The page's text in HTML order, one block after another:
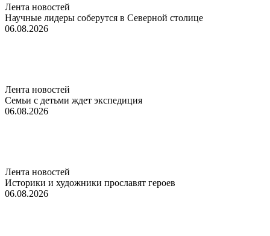
Лента новостей
Научные лидеры соберутся в Северной столице
06.08.2026
Лента новостей
Семьи с детьми ждет экспедиция
06.08.2026
Лента новостей
Историки и художники прославят героев
06.08.2026